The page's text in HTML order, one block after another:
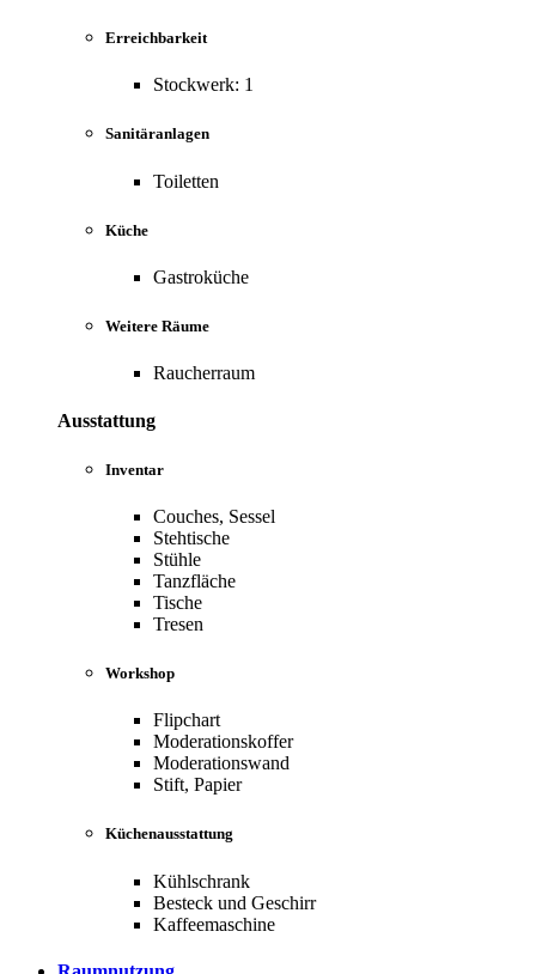
Erreichbarkeit
Stockwerk: 1
Sanitäranlagen
Toiletten
Küche
Gastroküche
Weitere Räume
Raucherraum
Ausstattung
Inventar
Couches, Sessel
Stehtische
Stühle
Tanzfläche
Tische
Tresen
Workshop
Flipchart
Moderationskoffer
Moderationswand
Stift, Papier
Küchenausstattung
Kühlschrank
Besteck und Geschirr
Kaffeemaschine